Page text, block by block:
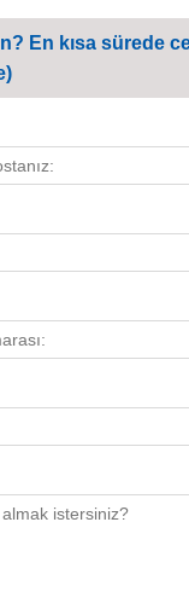
En kısa sürede